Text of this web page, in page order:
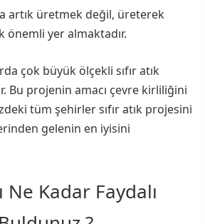
artık üretmek değil, üreterek
önemli yer almaktadır.
çok büyük ölçekli sıfır atık
Bu projenin amacı çevre kirliliğini
tüm şehirler sıfır atık projesini
gelenin en iyisini
Ne Kadar Faydalı